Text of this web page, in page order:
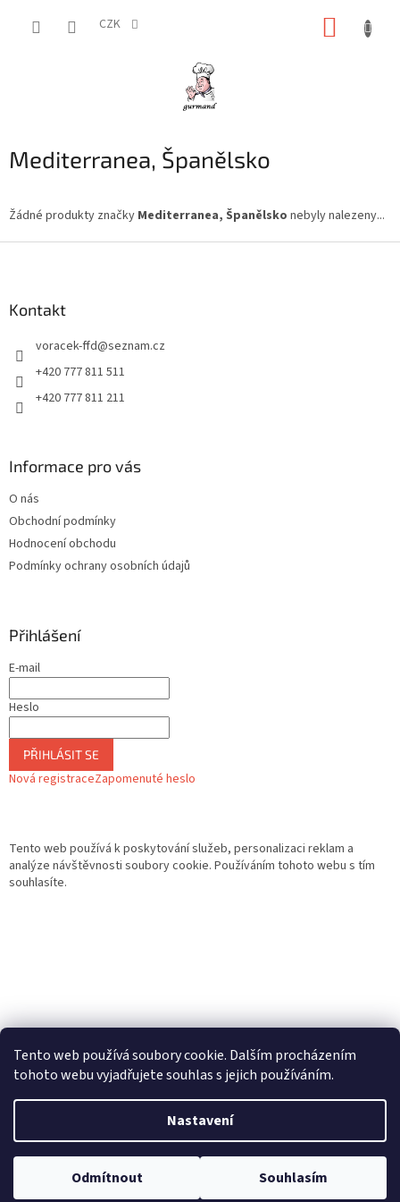
Tento web používá soubory cookie. Dalším procházením
tohoto webu vyjadřujete souhlas s jejich používáním.
Nastavení
Odmítnout Souhlasím
CZK
Mediterranea, Španělsko
Žádné produkty značky Mediterranea, Španělsko nebyly nalezeny...
Kontakt
voracek-ffd@seznam.cz
+420 777 811 511
+420 777 811 211
Informace pro vás
O nás
Obchodní podmínky
Hodnocení obchodu
Podmínky ochrany osobních údajů
Přihlášení
E-mail
Heslo
PŘIHLÁSIT SE
Nová registraceZapomenuté heslo
Tento web používá k poskytování služeb, personalizaci reklam a
analýze návštěvnosti soubory cookie. Používáním tohoto webu s tím
souhlasíte.
Copyright 2026Gurmand. Všechna práva vyhrazena.Upravit